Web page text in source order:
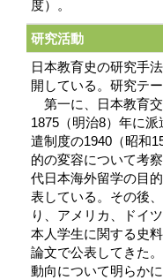
度）。
研究活動
日本教育史の研究手
開している。研究テ
第一に、日本教育
1875（明治8）年に
遣制度の1940（昭和
的の変容について考
代日本海外留学の目
表している。その後
り、アメリカ、ドイ
本人学生に関する史
論文で公表してきた
動向について明らか